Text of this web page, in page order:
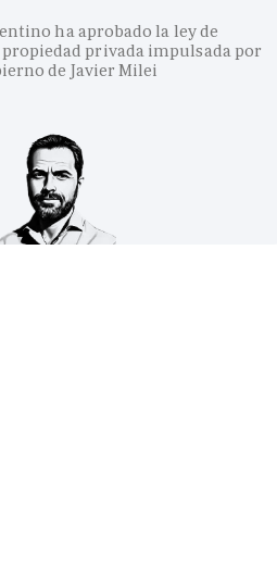
ha aprobado la ley de
privada impulsada por
de Javier Milei